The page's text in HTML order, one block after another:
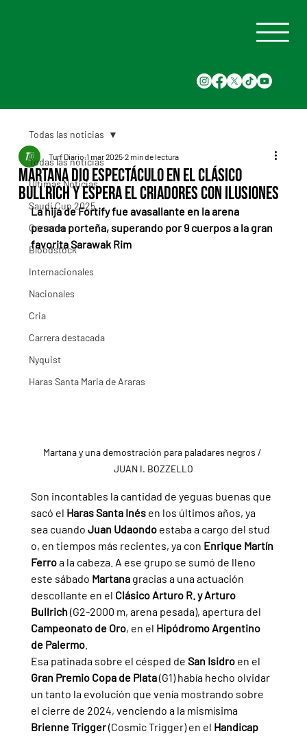
Todas las noticias
Últimas Noticias
Saudi Cup 2025
Carreras
Bloodstock
Internacionales
Nacionales
Cria
Carrera destacada
Nyquist
Haras Santa Maria de Araras
Todas las noticias
Martana dio espectáculo en el Clásico
Bullrich y espera el Criadores con ilusiones
Turf Diario 1 mar 2025 2 min de lectura
La hija de Fortify fue avasallante en la arena
pesada porteña, superando por 9 cuerpos a la gran
favorita Sarawak Rim
Martana y una demostración para paladares negros /
JUAN I. BOZZELLO
Son incontables la cantidad de yeguas buenas que
sacó el Haras Santa Inés en los últimos años, ya
sea cuando Juan Udaondo estaba a cargo del stud
o, en tiempos más recientes, ya con Enrique Martín
Ferro a la cabeza. A ese grupo se sumó de lleno
este sábado Martana gracias a una actuación
descollante en el Clásico Arturo R. y Arturo
Bullrich (G2-2000 m, arena pesada), apertura del
Campeonato de Oro, en el Hipódromo Argentino
de Palermo.
Esa patinada sobre el césped de San Isidro en el
Gran Premio Copa de Plata (G1) había hecho olvidar
un tanto la evolución que venía mostrando sobre
el cierre de 2024, venciendo a la mismísima
Brienne Trigger (Cosmic Trigger) en el Handicap